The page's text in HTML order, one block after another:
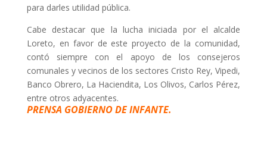
para darles utilidad pública.
Cabe destacar que la lucha iniciada por el alcalde
Loreto, en favor de este proyecto de la comunidad,
contó siempre con el apoyo de los consejeros
comunales y vecinos de los sectores Cristo Rey, Vipedi,
Banco Obrero, La Haciendita, Los Olivos, Carlos Pérez,
entre otros adyacentes.
PRENSA GOBIERNO DE INFANTE.